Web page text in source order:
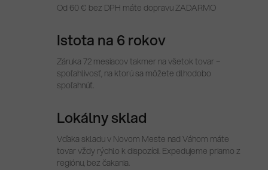
Od 60 € bez DPH máte dopravu ZADARMO
Istota na 6 rokov
Záruka 72 mesiacov takmer na všetok tovar –
spoľahlivosť, na ktorú sa môžete dlhodobo
spoľahnúť.
Lokálny sklad
Vďaka skladu v Novom Meste nad Váhom máte
tovar vždy rýchlo k dispozícii. Expedujeme priamo z
regiónu, bez čakania.